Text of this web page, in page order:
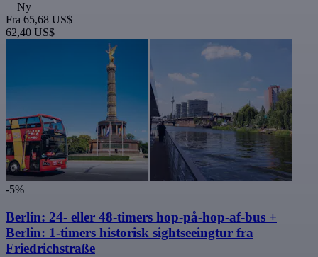
Ny
Fra 65,68 US$
62,40 US$
-5%
Berlin: 24- eller 48-timers hop-på-hop-af-bus +
Berlin: 1-timers historisk sightseeingtur fra
Friedrichstraße